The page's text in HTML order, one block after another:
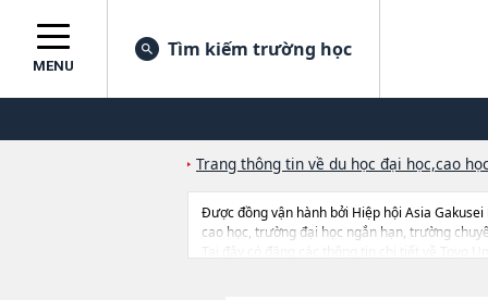
MENU
Tìm kiếm trường học
Trang thông tin về du học đại học,cao
Được đồng vận hành bởi Hiệp hội Asia Gakusei
cao học, trường đại học ngắn hạn, trường
Tại đây có đăng các thông tin chi tiết về Toyo